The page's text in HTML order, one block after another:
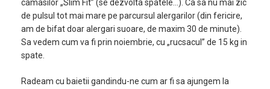
camasilor „Slim Fit” (se dezvolta spatele…). Ca sa nu mai zic
de pulsul tot mai mare pe parcursul alergarilor (din fericire,
am de bifat doar alergari suoare, de maxim 30 de minute).
Sa vedem cum va fi prin noiembrie, cu „rucsacul” de 15 kg in
spate.
Radeam cu baietii gandindu-ne cum ar fi sa ajungem la